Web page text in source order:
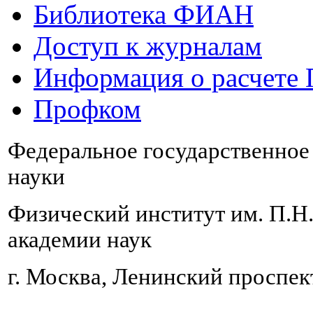
Библиотека ФИАН
Доступ к журналам
Информация о
Профком
Федеральное
науки
Физический институт им.
академии наук
г. Москва, Ленинский